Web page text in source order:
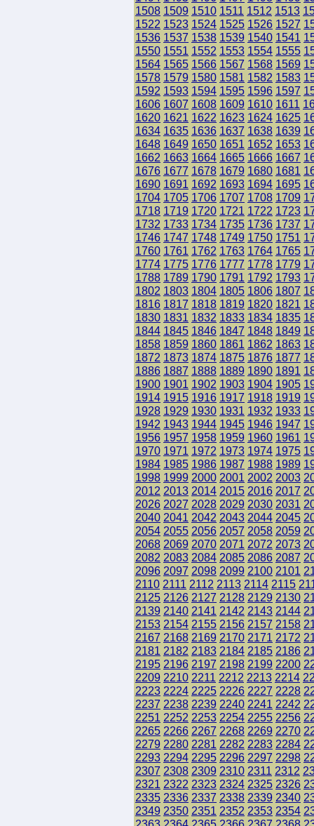
1508 1509 1510 1511 1512 1513
1522 1523 1524 1525 1526 1527
1536 1537 1538 1539 1540 1541
1550 1551 1552 1553 1554 1555
1564 1565 1566 1567 1568 1569
1578 1579 1580 1581 1582 1583
1592 1593 1594 1595 1596 1597
1606 1607 1608 1609 1610 1611
1620 1621 1622 1623 1624 1625
1634 1635 1636 1637 1638 1639
1648 1649 1650 1651 1652 1653
1662 1663 1664 1665 1666 1667
1676 1677 1678 1679 1680 1681
1690 1691 1692 1693 1694 1695
1704 1705 1706 1707 1708 1709
1718 1719 1720 1721 1722 1723
1732 1733 1734 1735 1736 1737
1746 1747 1748 1749 1750 1751
1760 1761 1762 1763 1764 1765
1774 1775 1776 1777 1778 1779
1788 1789 1790 1791 1792 1793
1802 1803 1804 1805 1806 1807
1816 1817 1818 1819 1820 1821
1830 1831 1832 1833 1834 1835
1844 1845 1846 1847 1848 1849
1858 1859 1860 1861 1862 1863
1872 1873 1874 1875 1876 1877
1886 1887 1888 1889 1890 1891
1900 1901 1902 1903 1904 1905
1914 1915 1916 1917 1918 1919
1928 1929 1930 1931 1932 1933
1942 1943 1944 1945 1946 1947
1956 1957 1958 1959 1960 1961
1970 1971 1972 1973 1974 1975
1984 1985 1986 1987 1988 1989
1998 1999 2000 2001 2002 2003
2012 2013 2014 2015 2016 2017
2026 2027 2028 2029 2030 2031
2040 2041 2042 2043 2044 2045
2054 2055 2056 2057 2058 2059
2068 2069 2070 2071 2072 2073
2082 2083 2084 2085 2086 2087
2096 2097 2098 2099 2100 2101
2110 2111 2112 2113 2114 2115
2125 2126 2127 2128 2129 2130
2139 2140 2141 2142 2143 2144
2153 2154 2155 2156 2157 2158
2167 2168 2169 2170 2171 2172
2181 2182 2183 2184 2185 2186
2195 2196 2197 2198 2199 2200
2209 2210 2211 2212 2213 2214
2223 2224 2225 2226 2227 2228
2237 2238 2239 2240 2241 2242
2251 2252 2253 2254 2255 2256
2265 2266 2267 2268 2269 2270
2279 2280 2281 2282 2283 2284
2293 2294 2295 2296 2297 2298
2307 2308 2309 2310 2311 2312
2321 2322 2323 2324 2325 2326
2335 2336 2337 2338 2339 2340
2349 2350 2351 2352 2353 2354